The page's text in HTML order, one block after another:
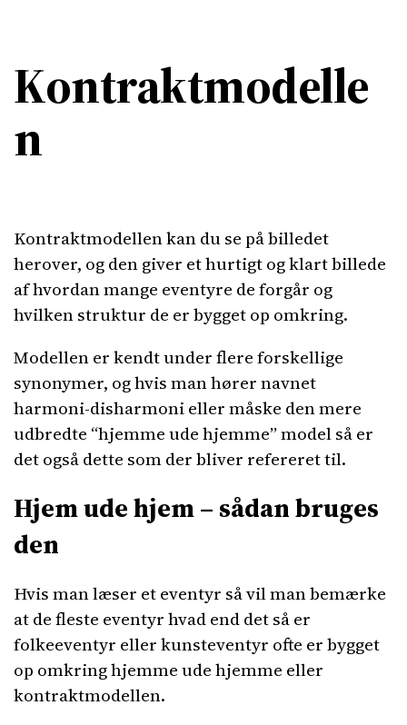
Kontraktmodelle
n
Kontraktmodellen kan du se på billedet
herover, og den giver et hurtigt og klart billede
af hvordan mange eventyre de forgår og
hvilken struktur de er bygget op omkring.
Modellen er kendt under flere forskellige
synonymer, og hvis man hører navnet
harmoni-disharmoni eller måske den mere
udbredte “hjemme ude hjemme” model så er
det også dette som der bliver refereret til.
Hjem ude hjem – sådan bruges
den
Hvis man læser et eventyr så vil man bemærke
at de fleste eventyr hvad end det så er
folkeeventyr eller kunsteventyr ofte er bygget
op omkring hjemme ude hjemme eller
kontraktmodellen.